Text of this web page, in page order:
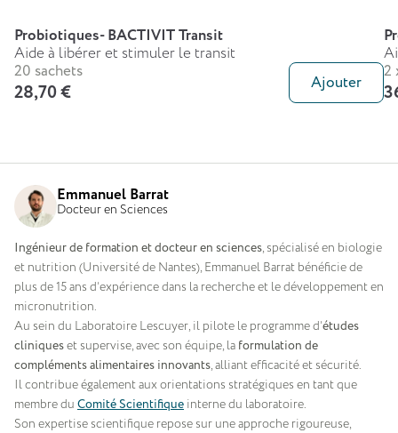
Probiotiques- BACTIVIT Transit
Aide à libérer et stimuler le transit
20 sachets
28,70 € Ajouter
2
Emmanuel Barrat
Docteur en Sciences
Ingénieur de formation et docteur en sciences, spécialisé en biologie
et nutrition (Université de Nantes), Emmanuel Barrat bénéficie de
plus de 15 ans d’expérience dans la recherche et le développement en
micronutrition.
Au sein du Laboratoire Lescuyer, il pilote le programme d’études
cliniqueset supervise, avec son équipe, la formulation de
compléments alimentaires innovants, alliant efficacité et sécurité.
Il contribue également aux orientations stratégiques en tant que
membre du Comité Scientifique interne du laboratoire.
Son expertise scientifique repose sur une approche rigoureuse,